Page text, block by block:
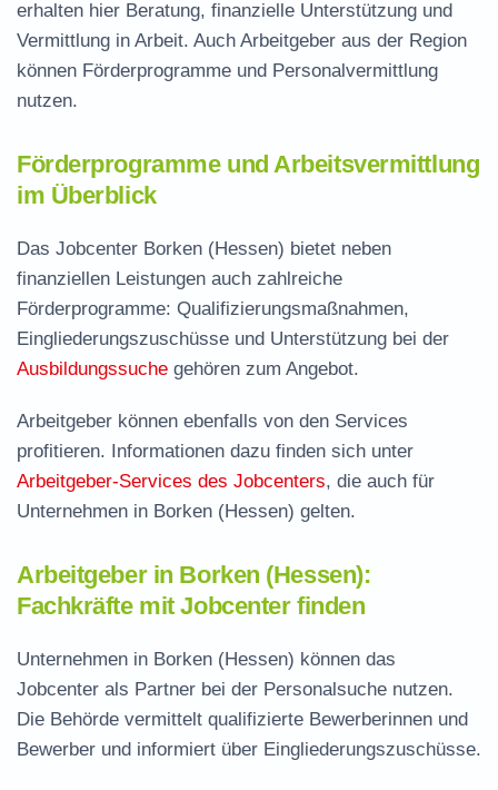
erhalten hier Beratung, finanzielle Unterstützung und
Vermittlung in Arbeit. Auch Arbeitgeber aus der Region
können Förderprogramme und Personalvermittlung
nutzen.
Förderprogramme und Arbeitsvermittlung
im Überblick
Das Jobcenter Borken (Hessen) bietet neben
finanziellen Leistungen auch zahlreiche
Förderprogramme: Qualifizierungsmaßnahmen,
Eingliederungszuschüsse und Unterstützung bei der
Ausbildungssuche gehören zum Angebot.
Arbeitgeber können ebenfalls von den Services
profitieren. Informationen dazu finden sich unter
Arbeitgeber-Services des Jobcenters, die auch für
Unternehmen in Borken (Hessen) gelten.
Arbeitgeber in Borken (Hessen):
Fachkräfte mit Jobcenter finden
Unternehmen in Borken (Hessen) können das
Jobcenter als Partner bei der Personalsuche nutzen.
Die Behörde vermittelt qualifizierte Bewerberinnen und
Bewerber und informiert über Eingliederungszuschüsse.